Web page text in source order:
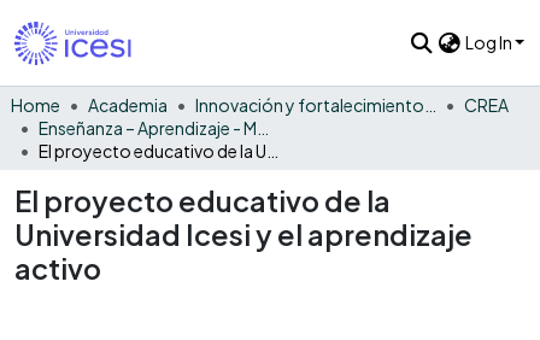
Log In
Home Academia
CREA
El proyecto educativo de la
Universidad Icesi y el aprendizaje
activo